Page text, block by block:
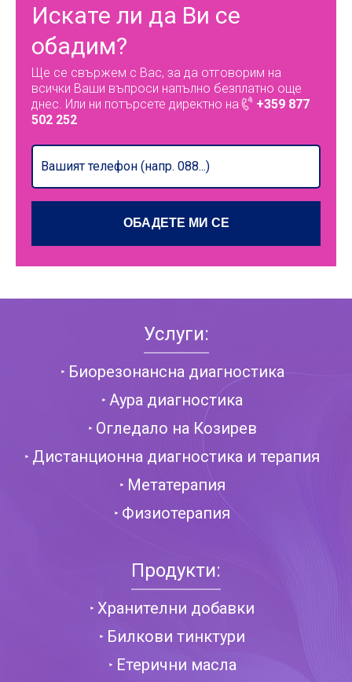
Искате ли да Ви се
обадим?
Ще се свържем с Вас, за да отговорим на
всички Ваши въпроси напълно безплатно още
днес. Или ни потърсете директно на
+359 877
502 252
Услуги:
Биорезонансна диагностика
Аура диагностика
Огледало на Козирев
Дистанционна диагностика и терапия
Метатерапия
Физиотерапия
Продукти:
Хранителни добавки
Билкови тинктури
Етерични масла